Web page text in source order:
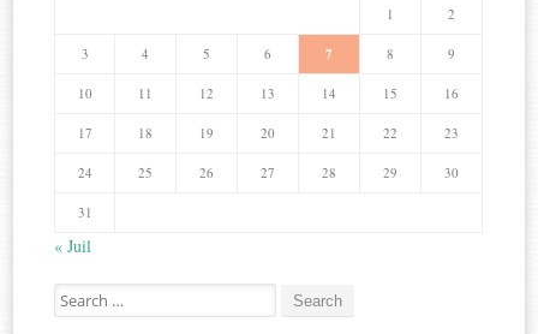
1 2
3 4 5 6 7 8 9
10 11 12 13 14 15 16
17 18 19 20 21 22 23
24 25 26 27 28 29 30
31
« Juil
Search
for: